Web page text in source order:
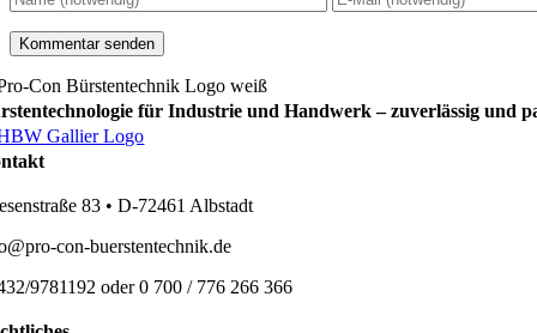
für Industrie und Handwerk – zuverlässig und
83 • D-72461 Albstadt
con-buerstentechnik.de
9781192 oder 0 700 / 776 266 366